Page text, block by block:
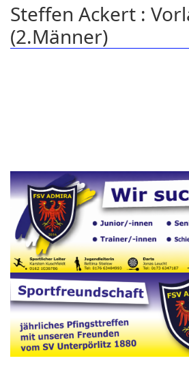
Steffen Ackert :
(2.Männer)